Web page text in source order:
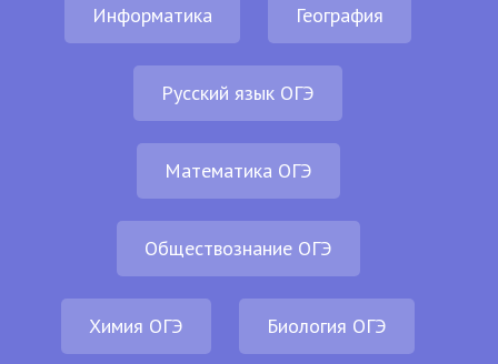
Информатика География
Русский язык ОГЭ
Математика ОГЭ
Обществознание ОГЭ
Химия ОГЭ Биология ОГЭ